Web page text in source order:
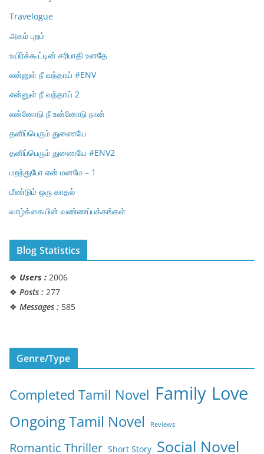
Travelogue
அகம் புறம்
உயிர்க்கூட்டின் சரிபாதி உனதே
என்னுள் நீ வந்தாய் #ENV
என்னுள் நீ வந்தாய் 2
என்னோடு நீ உன்னோடு நான்
தனிப்பெரும் துணையே
தனிப்பெரும் துணையே #ENV2
மறந்துபோ என் மனமே – 1
மீண்டும் ஒரு காதல்
வாழ்க்கையின் வண்ணப்பக்கங்கள்
Blog Statistics
❖ Users : 2006
❖ Posts : 277
❖ Messages : 585
Genre/Type
Completed Tamil Novel Family Love
Ongoing Tamil Novel Reviews
Romantic Thriller Short Story Social Novel